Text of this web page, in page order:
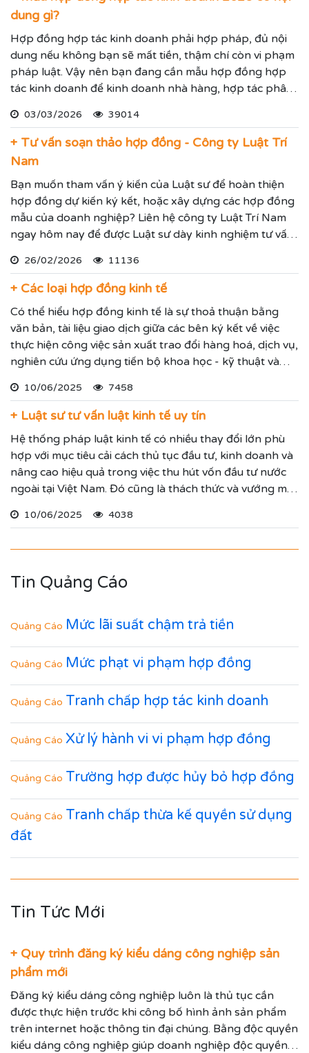
dung gì?
Hợp đồng hợp tác kinh doanh phải hợp pháp, đủ nội
dung nếu không bạn sẽ mất tiền, thậm chí còn vi phạm
pháp luật. Vậy nên bạn đang cần mẫu hợp đồng hợp
tác kinh doanh để kinh doanh nhà hàng, hợp tác phân
doanh hãy xem quy định mới về hợp đồng hợp tác kinh
doanh dưới đây.
03/03/2026 39014
+ Tư vấn soạn thảo hợp đồng - Công ty Luật Trí
Nam
Bạn muốn tham vấn ý kiến của Luật sư để hoàn thiện
hợp đồng dự kiến ký kết, hoặc xây dựng các hợp đồng
mẫu của doanh nghiệp? Liên hệ công ty Luật Trí Nam
ngay hôm nay để được Luật sư dày kinh nghiệm tư vấn
đảm bảo chặt chẽ và hợp lý nhất.
26/02/2026 11136
+ Các loại hợp đồng kinh tế
Có thể hiểu hợp đồng kinh tế là sự thoả thuận bằng
văn bản, tài liệu giao dịch giữa các bên ký kết về việc
thực hiện công việc sản xuất trao đổi hàng hoá, dịch vụ,
nghiên cứu ứng dụng tiến bộ khoa học - kỹ thuật và
định rõ ràng về quyền và nghĩa vụ của mỗi bên để xây
dựng và thực hiện kế hoạch của mình.
10/06/2025 7458
+ Luật sư tư vấn luật kinh tế uy tín
Hệ thống pháp luật kinh tế có nhiều thay đổi lớn phù
hợp với mục tiêu cải cách thủ tục đầu tư, kinh doanh và
nâng cao hiệu quả trong việc thu hút vốn đầu tư nước
ngoài tại Việt Nam. Đó cũng là thách thức và vướng mắc
đối diện. Quý vị khi có nhu cầu tư vấn pháp luật kinh tế
10/06/2025 4038
Tin Quảng Cáo
Quảng Cáo Mức lãi suất chậm trả tiền
Quảng Cáo Mức phạt vi phạm hợp đồng
Quảng Cáo Tranh chấp hợp tác kinh doanh
Quảng Cáo Xử lý hành vi vi phạm hợp đồng
Quảng Cáo Trường hợp được hủy bỏ hợp đồng
Quảng Cáo Tranh chấp thừa kế quyền sử dụng
đất
Tin Tức Mới
+ Quy trình đăng ký kiểu dáng công nghiệp sản
phẩm mới
Đăng ký kiểu dáng công nghiệp luôn là thủ tục cần
được thực hiện trước khi công bố hình ảnh sản phẩm
trên internet hoặc thông tin đại chúng. Bằng độc quyền
kiểu dáng công nghiệp giúp doanh nghiệp độc quyền